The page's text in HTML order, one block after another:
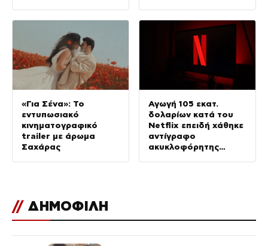
«Για Σένα»: Το
εντυπωσιακό
κινηματογραφικό
trailer με άρωμα
Σαχάρας
Αγωγή 105 εκατ.
δολαρίων κατά του
Netflix επειδή χάθηκε
αντίγραφο
ακυκλοφόρητης
// ΔΗΜΟΦΙΛΗ